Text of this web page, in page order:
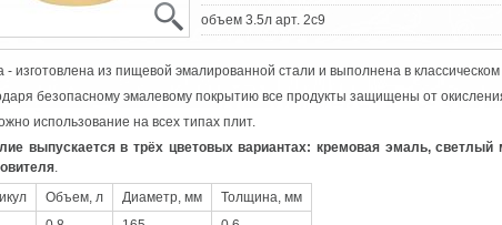
объем 3.5л арт. 2с9
- изготовлена из пищевой эмалированной стали и выполнена в
безопасному эмалевому покрытию все продукты защищены от
использование на всех типах плит.
выпускается в трёх цветовых вариантах: кремовая эмаль,
.
Объем, л Диаметр, мм
Толщина, мм